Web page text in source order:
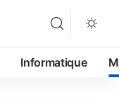
Informatique